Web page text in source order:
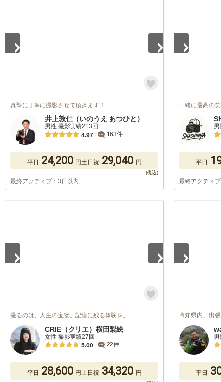
真摯に丁寧に撮影させて頂きます！
井上敦仁（いのうえ あつひと）
男性 撮影実績213回
4.97
163件
平日 24,200 円土日祝 29,040 円
最終アクティブ：3日以内
一緒に最高の
平日
最終アクティ
撮るのは、人生の宝物。記憶に残る体験を。
CRIE（クリエ）横田梨絵
女性 撮影実績27回
5.00
22件
平日 28,600 円土日祝 34,320 円
高知県内、出
男
平日